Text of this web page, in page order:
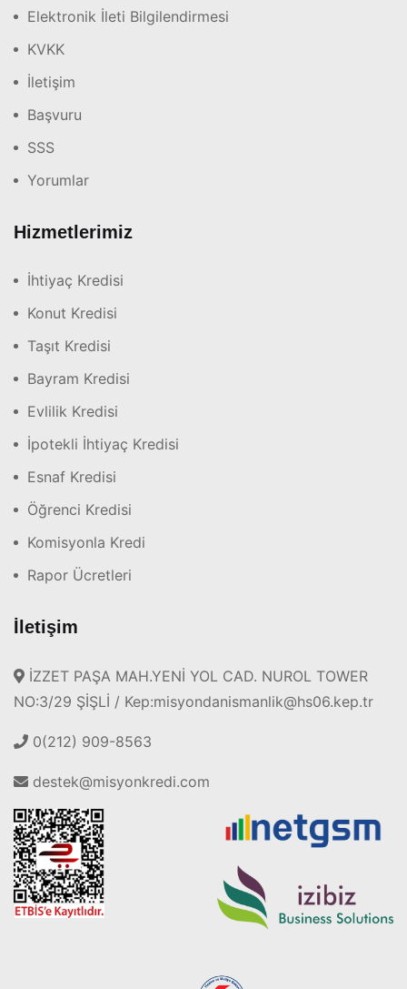
Elektronik İleti Bilgilendirmesi
KVKK
İletişim
Başvuru
SSS
Yorumlar
Hizmetlerimiz
İhtiyaç Kredisi
Konut Kredisi
Taşıt Kredisi
Bayram Kredisi
Evlilik Kredisi
İpotekli İhtiyaç Kredisi
Esnaf Kredisi
Öğrenci Kredisi
Komisyonla Kredi
Rapor Ücretleri
İletişim
İZZET PAŞA MAH.YENİ YOL CAD. NUROL TOWER
NO:3/29 ŞİŞLİ / Kep:misyondanismanlik@hs06.kep.tr
0(212) 909-8563
destek@misyonkredi.com